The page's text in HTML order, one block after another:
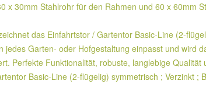
x 30mm Stahlrohr für den Rahmen und 60 x 60mm
das Einfahrtstor / Gartentor Basic-Line (2-
jedes Garten- oder Hofgestaltung einpasst und wird
Perfekte Funktionalität, robuste, langlebige
Basic-Line (2-flügelig) symmetrisch ; Verzinkt ;